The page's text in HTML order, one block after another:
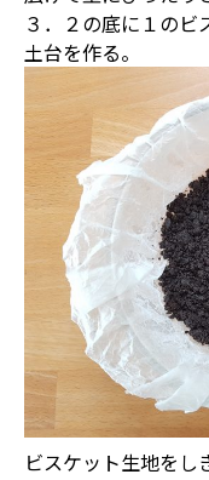
３．２の底に１のビ
土台を作る。
ビスケット生地をし